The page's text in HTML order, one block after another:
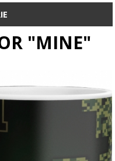
"MINE"